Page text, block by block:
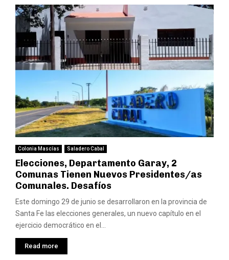
Colonia Mascías Saladero Cabal
Elecciones, Departamento Garay, 2
Comunas Tienen Nuevos Presidentes/as
Comunales. Desafíos
Este domingo 29 de junio se desarrollaron en la provincia de
Santa Fe las elecciones generales, un nuevo capítulo en el
ejercicio democrático en el...
Read more